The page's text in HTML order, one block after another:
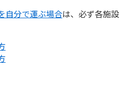
自分で運ぶ場合は、必ず各施